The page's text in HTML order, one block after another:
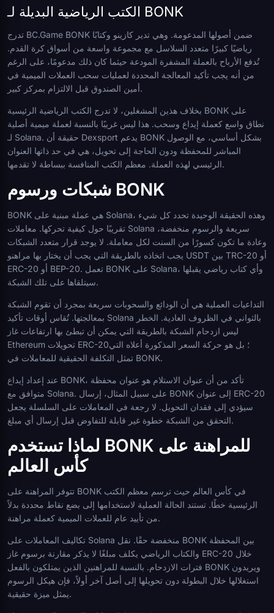
الكتب الرياضية البديلة لـ BONK
تدرج BC.Game BONK ضمن أصولها المدعومة. وهي تدير كازينو وكتابًا
رياضيًا كبيرًا متعدد السلاسل مع مجموعة واسعة من أسواق كرة القدم.
تُدفع الأرباح بالعملة المشفرة المودعة حيثما كان ذلك مدعومًا، على الرغم
من أنه يجب تأكيد المعالجة المحددة لعمليات سحب العملات الميمية في
أمين الصندوق قبل الالتزام بمركز كبير.
بخلاف هذين المشغلين، لا تدرج الكتب الرياضية الرئيسية BONK على
نطاق واسع كعملة إيداع وسحب. هذا ليس غريبًا بالنسبة لعملة ميمية أصلية
لـ Solana. حقيقة أن Dexsport يدعم BONK بشكل أساسي، مع الوصول
المباشر للمحفظة ودون الحاجة إلى تحويل، هي في حد ذاتها العنوان
الرئيسي لهذه العملة. معظم الكتب المنافسة ببساطة لا تقدمها.
شبكات ورسوم BONK
BONK هي عملة مبنية على Solana، وهذه الحقيقة الوحيدة تحدد كل شيء
تقريبًا حول كيفية تحركها. معاملات Solana سريعة والرسوم منخفضة،
وعادة ما تكون كسورًا من السنت لكل معاملة. لا يوجد قرار متعدد الشبكات
يجب اتخاذه بالطريقة التي يجب أن يختار بها مراهنو USDT بين TRC-20 أو
ERC-20 أو BEP-20. تعمل BONK على Solana، وأي كتاب رياضي يقبلها
سيتلقاها على تلك الشبكة.
التداعيات العملية هي أن الودائع والسحوبات سريعة بمجرد أن تقوم الشبكة
بمعالجتها. تُقاس أوقات تأكيد Solana بالثواني في الظروف العادية. الخطر
ليس ازدحام الشبكة بالطريقة التي يمكن أن تبطئ بها ارتفاعات غاز
Ethereum تحويلات ERC-20؛ بل هو حركة السعر المذكورة أعلاه التي
تمثل التكلفة الحقيقية للمعاملات في BONK.
عند إعداد إيداع BONK، تأكد من أن عنوان الاستلام هو عنوان محفظة
متوافق مع Solana. على سبيل المثال، إرسال BONK إلى عنوان ERC-20
سيؤدي إلى فقدان التحويل. لا رجعة في المعاملات على السلسلة يجعل
التحقق من الشبكة خطوة غير قابلة للتفاوض قبل إرسال أي مبلغ.
لماذا تستخدم BONK للمراهنة على
كأس العالم
تتوفر المراهنة على BONK في كأس العالم حيث ترسم معظم الكتب
الرئيسية خطًا. تستند الحالة العملية لاستخدامها إلى بضع نقاط محددة بدلاً
من تأييد عام للعملات الميمية كعملة مراهنة.
تكاليف المعاملات على Solana منخفضة حقًا. نقل BONK بين المحفظة
والكتاب الرياضي يكلف مبلغًا لا يذكر مقارنة برسوم غاز ERC-20 خلال
فترات الازدحام. بالنسبة للمراهنين الذين يمتلكون بالفعل BONK ويريدون
استغلالها خلال البطولة دون تحويلها إلى أصل آخر أولاً، فإن هيكل الرسوم
يمثل ميزة حقيقية.